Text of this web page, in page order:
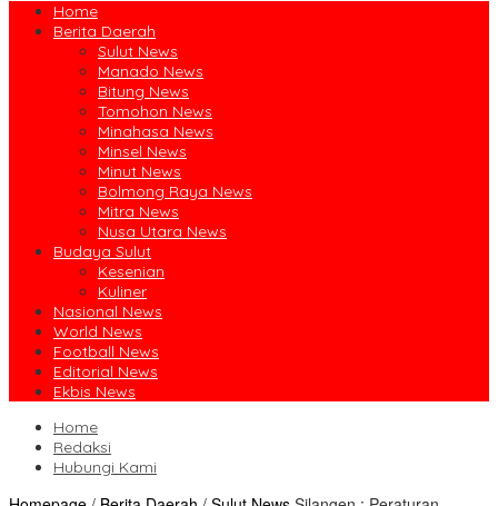
Home
Berita Daerah
Sulut News
Manado News
Bitung News
Tomohon News
Minahasa News
Minsel News
Minut News
Bolmong Raya News
Mitra News
Nusa Utara News
Budaya Sulut
Kesenian
Kuliner
Nasional News
World News
Football News
Editorial News
Ekbis News
Home
Redaksi
Hubungi Kami